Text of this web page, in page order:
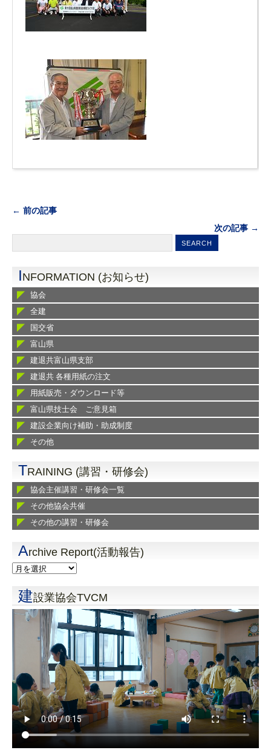
← 前の記事
次の記事 →
INFORMATION (お知らせ)
協会
全建
国交省
富山県
建退共富山県支部
建退共 各種用紙の注文
用紙販売・ダウンロード等
富山県技士会 ご意見箱
建設企業向け補助・助成制度
その他
TRAINING (講習・研修会)
協会主催講習・研修会一覧
その他協会共催
その他の講習・研修会
Archive Report(活動報告)
建設業協会TVCM